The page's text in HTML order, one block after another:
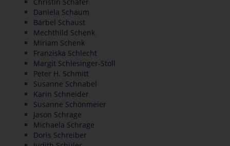
Daniela Schaum
Bärbel Schaust
Mechthild Schenk
Miriam Schenk
Franziska Schlecht
Margit Schlesinger-Stoll
Peter H. Schmitt
Susanne Schnabel
Karin Schneider
Susanne Schönmeier
Jason Schrage
Michaela Schrage
Doris Schreiber